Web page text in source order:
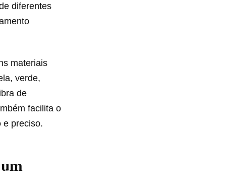
diferentes
materiais
verde,
de
facilita o
e preciso.